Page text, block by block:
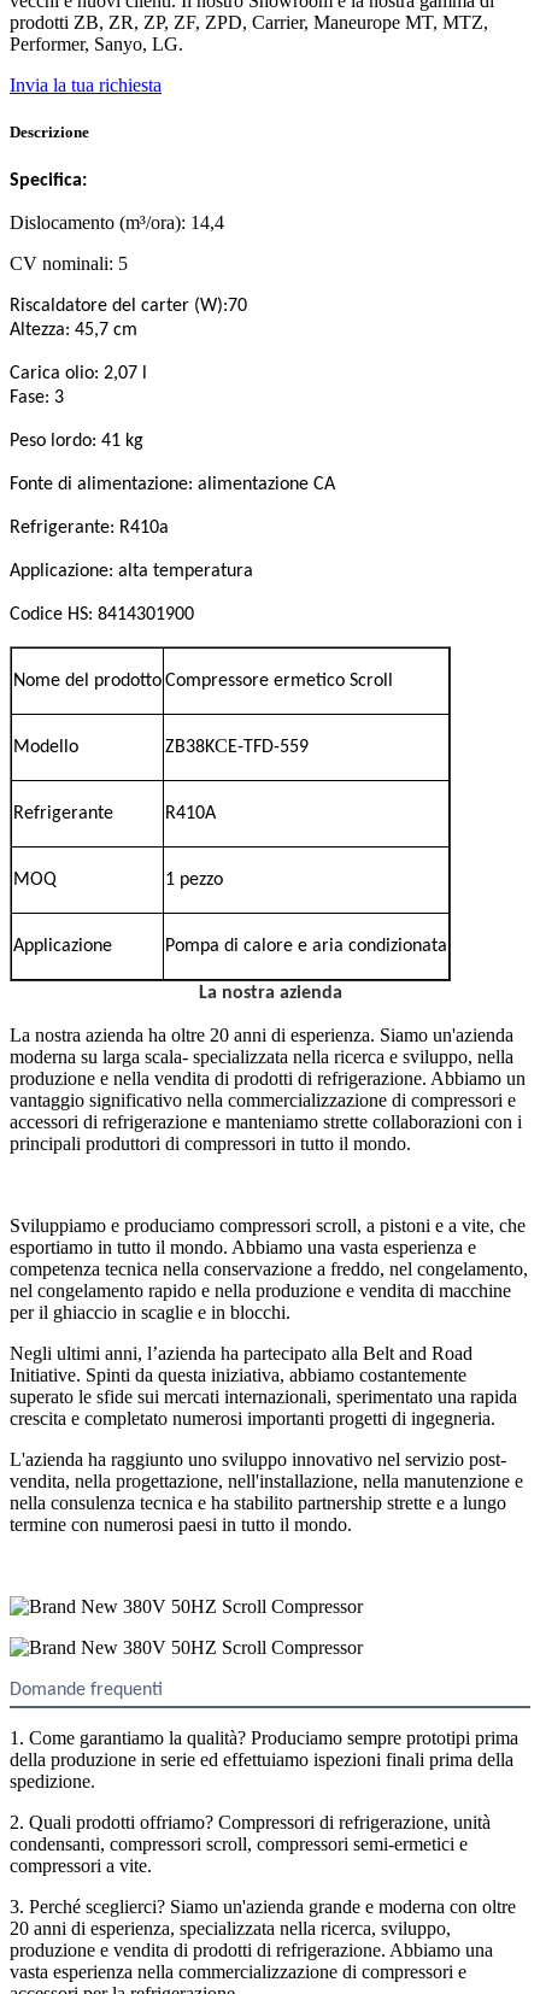
prodotti ZB, ZR, ZP, ZF, ZPD, Carrier, Maneurope MT, MTZ,
Performer, Sanyo, LG.
Invia la tua richiesta
Descrizione
Specifica:
Dislocamento (m³/ora): 14,4
CV nominali: 5
Riscaldatore del carter (W):70
Altezza: 45,7 cm
Carica olio: 2,07 l
Fase: 3
Peso lordo: 41 kg
Fonte di alimentazione: alimentazione CA
Refrigerante: R410a
Applicazione: alta temperatura
Codice HS: 8414301900
Nome del prodottoCompressore ermetico Scroll
Modello ZB38KCE-TFD-559
Refrigerante R410A
MOQ 1 pezzo
Applicazione Pompa di calore e aria condizionata
La nostra azienda
La nostra azienda ha oltre 20 anni di esperienza. Siamo un'azienda
moderna su larga scala- specializzata nella ricerca e sviluppo, nella
produzione e nella vendita di prodotti di refrigerazione. Abbiamo un
vantaggio significativo nella commercializzazione di compressori e
accessori di refrigerazione e manteniamo strette collaborazioni con i
principali produttori di compressori in tutto il mondo.
Sviluppiamo e produciamo compressori scroll, a pistoni e a vite, che
esportiamo in tutto il mondo. Abbiamo una vasta esperienza e
competenza tecnica nella conservazione a freddo, nel congelamento,
nel congelamento rapido e nella produzione e vendita di macchine
per il ghiaccio in scaglie e in blocchi.
Negli ultimi anni, l’azienda ha partecipato alla Belt and Road
Initiative. Spinti da questa iniziativa, abbiamo costantemente
superato le sfide sui mercati internazionali, sperimentato una rapida
crescita e completato numerosi importanti progetti di ingegneria.
L'azienda ha raggiunto uno sviluppo innovativo nel servizio post-
vendita, nella progettazione, nell'installazione, nella manutenzione e
nella consulenza tecnica e ha stabilito partnership strette e a lungo
termine con numerosi paesi in tutto il mondo.
Domande frequenti
1. Come garantiamo la qualità? Produciamo sempre prototipi prima
della produzione in serie ed effettuiamo ispezioni finali prima della
spedizione.
2. Quali prodotti offriamo? Compressori di refrigerazione, unità
condensanti, compressori scroll, compressori semi-ermetici e
compressori a vite.
3. Perché sceglierci? Siamo un'azienda grande e moderna con oltre
20 anni di esperienza, specializzata nella ricerca, sviluppo,
produzione e vendita di prodotti di refrigerazione. Abbiamo una
vasta esperienza nella commercializzazione di compressori e